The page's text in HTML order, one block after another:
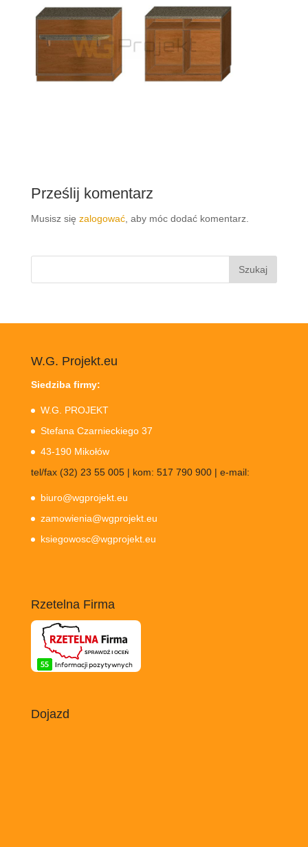
Prześlij komentarz
Musisz się zalogować, aby móc dodać komentarz.
Szukaj:
W.G. Projekt.eu
Siedziba firmy:
W.G. PROJEKT
Stefana Czarnieckiego 37
43-190 Mikołów
tel/fax (32) 23 55 005 | kom: 517 790 900 | e-mail:
biuro@wgprojekt.eu
zamowienia@wgprojekt.eu
ksiegowosc@wgprojekt.eu
Rzetelna Firma
Dojazd